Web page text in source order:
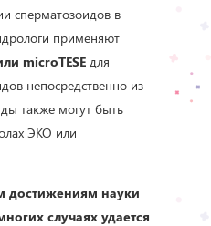
сперматозоидов в
применяют
microTESE для
непосредственно из
также могут быть
ЭКО или
достижениям науки
случаях удается